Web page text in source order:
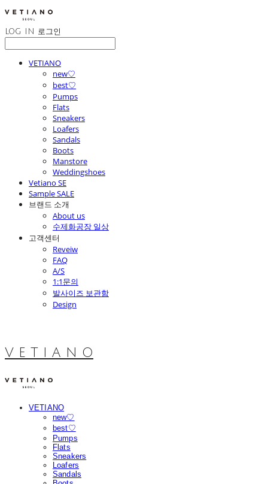
LOG IN 로그인
VETIANO
new♡
best♡
Pumps
Flats
Sneakers
Loafers
Sandals
Boots
Manstore
Weddingshoes
Vetiano SE
Sample SALE
브랜드 소개
About us
수제화공장 일상
고객센터
Reveiw
FAQ
A/S
1:1문의
발사이즈 보관함
Design
V E T I A N O
VETIANO
new♡
best♡
Pumps
Flats
Sneakers
Loafers
Sandals